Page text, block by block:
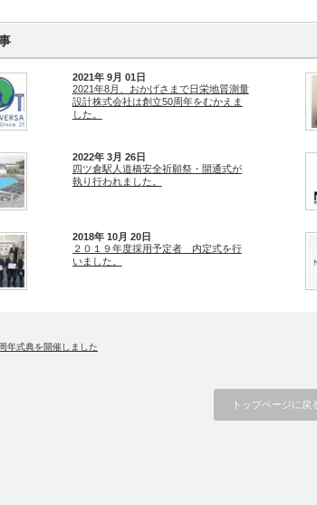
2021年 9月 01日
2021年8月、おかげさまで日栄地質測量
設計株式会社は創立50周年をむかえま
した。
2022年 3月 26日
四ツ倉駅人道橋安全祈願祭・開通式が
執り行われました。
2018年 10月 20日
２０１９年度採用予定者 内定式を行
いました。
年式典を開催しました
トップページに戻